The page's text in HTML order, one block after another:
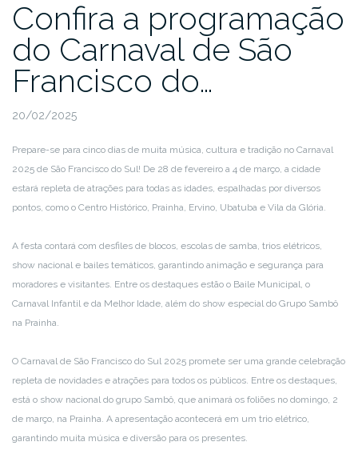
Confira a programação
do Carnaval de São
Francisco do…
20/02/2025
Prepare-se para cinco dias de muita música, cultura e tradição no Carnaval
2025 de São Francisco do Sul! De 28 de fevereiro a 4 de março, a cidade
estará repleta de atrações para todas as idades, espalhadas por diversos
pontos, como o Centro Histórico, Prainha, Ervino, Ubatuba e Vila da Glória.
A festa contará com desfiles de blocos, escolas de samba, trios elétricos,
show nacional e bailes temáticos, garantindo animação e segurança para
moradores e visitantes. Entre os destaques estão o Baile Municipal, o
Carnaval Infantil e da Melhor Idade, além do show especial do Grupo Sambô
na Prainha.
O Carnaval de São Francisco do Sul 2025 promete ser uma grande celebração
repleta de novidades e atrações para todos os públicos. Entre os destaques,
está o show nacional do grupo Sambô, que animará os foliões no domingo, 2
de março, na Prainha. A apresentação acontecerá em um trio elétrico,
garantindo muita música e diversão para os presentes.